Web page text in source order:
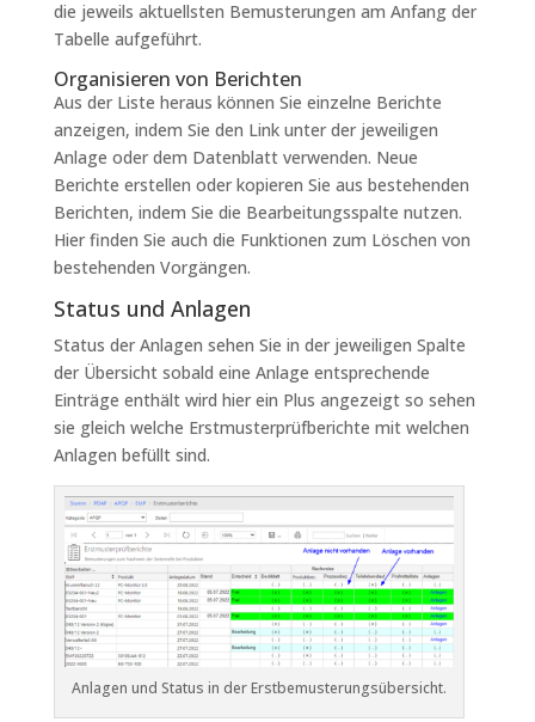
die jeweils aktuellsten Bemusterungen am Anfang der
Tabelle aufgeführt.
Organisieren von Berichten
Aus der Liste heraus können Sie einzelne Berichte
anzeigen, indem Sie den Link unter der jeweiligen
Anlage oder dem Datenblatt verwenden. Neue
Berichte erstellen oder kopieren Sie aus bestehenden
Berichten, indem Sie die Bearbeitungsspalte nutzen.
Hier finden Sie auch die Funktionen zum Löschen von
bestehenden Vorgängen.
Status und Anlagen
Status der Anlagen sehen Sie in der jeweiligen Spalte
der Übersicht sobald eine Anlage entsprechende
Einträge enthält wird hier ein Plus angezeigt so sehen
sie gleich welche Erstmusterprüfberichte mit welchen
Anlagen befüllt sind.
Anlagen und Status in der Erstbemusterungsübersicht.